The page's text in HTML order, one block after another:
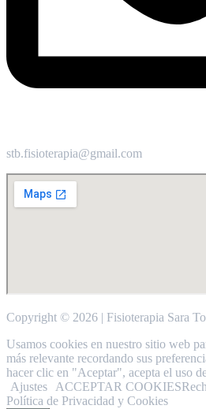
stb.fisioterapia@gmail.com
Copyright © 2026 | Fisioterapia Sara
Usamos cookies en nuestro sitio web
más relevante recordando sus
hacer clic en "Aceptar", acepta el uso
Ajustes
ACCEPTAR COOKIES
Política de Privacidad y Cookies